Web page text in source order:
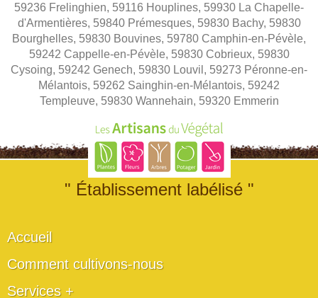
59236 Frelinghien, 59116 Houplines, 59930 La Chapelle-
d'Armentières, 59840 Prémesques, 59830 Bachy, 59830
Bourghelles, 59830 Bouvines, 59780 Camphin-en-Pévèle,
59242 Cappelle-en-Pévèle, 59830 Cobrieux, 59830
Cysoing, 59242 Genech, 59830 Louvil, 59273 Péronne-en-
Mélantois, 59262 Sainghin-en-Mélantois, 59242
Templeuve, 59830 Wannehain, 59320 Emmerin
" Établissement labélisé "
Accueil
Comment cultivons-nous
Services +